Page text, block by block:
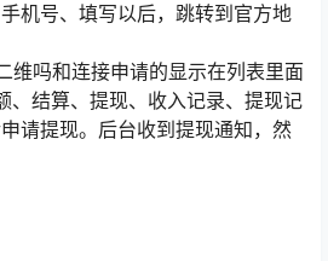
机号、填写以后，跳转到官方地
维吗和连接申请的显示在列表里面
、结算、提现、收入记录、提现记
请提现。后台收到提现通知，然